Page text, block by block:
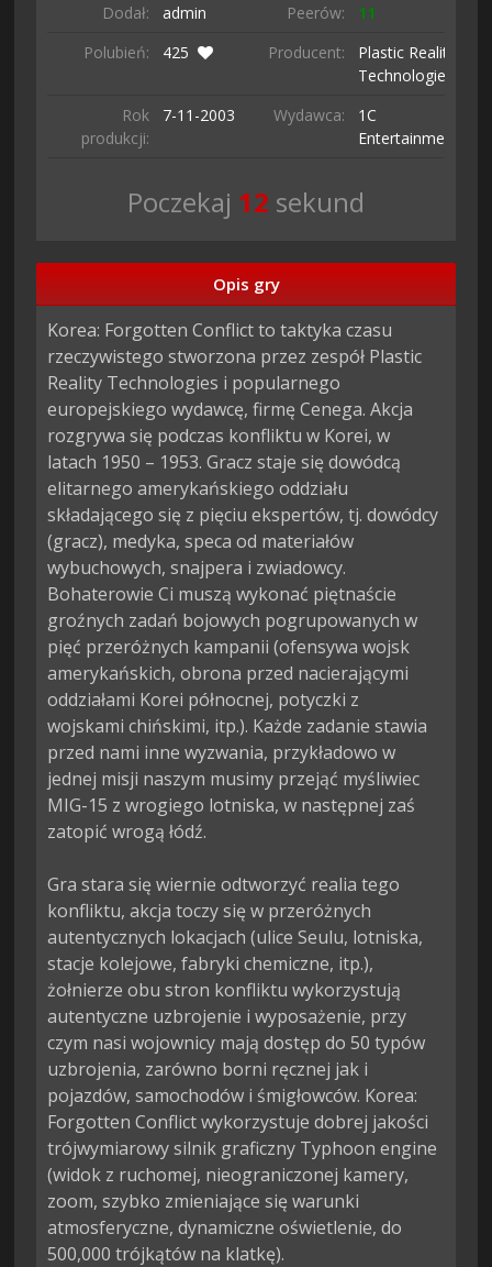
Dodał:
admin Peerów:
11
Polubień:
425 Producent:
Plastic Reality
Technologies
Rok
produkcji:
7-11-2003 Wydawca:
1C
Entertainment
Poczekaj 11 sekund
Opis gry
Korea: Forgotten Conflict to taktyka czasu
rzeczywistego stworzona przez zespół Plastic
Reality Technologies i popularnego
europejskiego wydawcę, firmę Cenega. Akcja
rozgrywa się podczas konfliktu w Korei, w
latach 1950 – 1953. Gracz staje się dowódcą
elitarnego amerykańskiego oddziału
składającego się z pięciu ekspertów, tj. dowódcy
(gracz), medyka, speca od materiałów
wybuchowych, snajpera i zwiadowcy.
Bohaterowie Ci muszą wykonać piętnaście
groźnych zadań bojowych pogrupowanych w
pięć przeróżnych kampanii (ofensywa wojsk
amerykańskich, obrona przed nacierającymi
oddziałami Korei północnej, potyczki z
wojskami chińskimi, itp.). Każde zadanie stawia
przed nami inne wyzwania, przykładowo w
jednej misji naszym musimy przejąć myśliwiec
MIG-15 z wrogiego lotniska, w następnej zaś
zatopić wrogą łódź.
Gra stara się wiernie odtworzyć realia tego
konfliktu, akcja toczy się w przeróżnych
autentycznych lokacjach (ulice Seulu, lotniska,
stacje kolejowe, fabryki chemiczne, itp.),
żołnierze obu stron konfliktu wykorzystują
autentyczne uzbrojenie i wyposażenie, przy
czym nasi wojownicy mają dostęp do 50 typów
uzbrojenia, zarówno borni ręcznej jak i
pojazdów, samochodów i śmigłowców. Korea:
Forgotten Conflict wykorzystuje dobrej jakości
trójwymiarowy silnik graficzny Typhoon engine
(widok z ruchomej, nieograniczonej kamery,
zoom, szybko zmieniające się warunki
atmosferyczne, dynamiczne oświetlenie, do
500,000 trójkątów na klatkę).